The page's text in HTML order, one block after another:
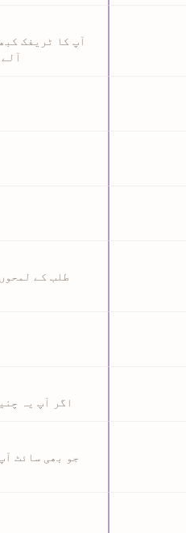
آپ کا ٹریفک
اگر آپ یہ
جو بھی سائٹ